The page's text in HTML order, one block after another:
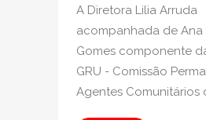
A Diretora Lilia Arruda
acompanhada de Ana
Gomes componente
GRU - Comissão
Agentes Comunitários